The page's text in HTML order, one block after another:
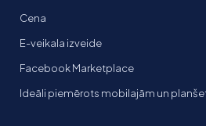
Cena
E-veikala izveide
Facebook Marketplace
Ideāli piemērots mobilajām un